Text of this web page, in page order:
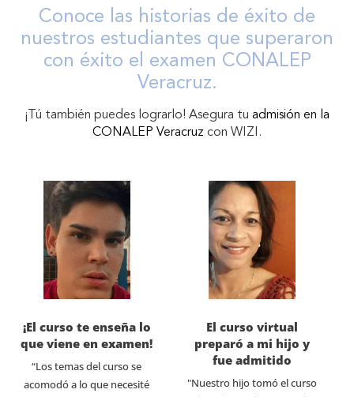
Conoce las historias de éxito de
nuestros estudiantes que superaron
con éxito el examen CONALEP
Veracruz.
¡Tú también puedes lograrlo! Asegura tu admisión en la
CONALEP Veracruz con WIZI.
¡El curso te enseña lo
que viene en examen!
“Los temas del curso se
acomodó a lo que necesité
El curso virtual
preparó a mi hijo y
fue admitido
"Nuestro hijo tomó el curso